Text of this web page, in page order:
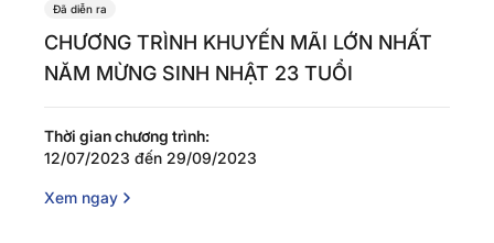
Đã diễn ra
CHƯƠNG TRÌNH KHUYẾN MÃI LỚN NHẤT
NĂM MỪNG SINH NHẬT 23 TUỔI
Thời gian chương trình:
12/07/2023 đến 29/09/2023
Xem ngay